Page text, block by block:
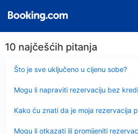
10 najčešćih pitanja
Što je sve uključeno u cijenu sobe?
Sažeto
Mogu li napraviti rezervaciju bez
Kako ću znati da je moja rezervacija
Mogu li otkazati ili promijeniti